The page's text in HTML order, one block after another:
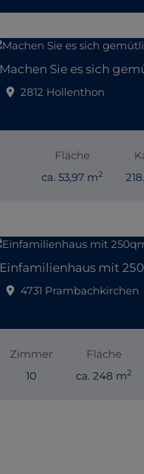
Machen Sie es sich
2812 Hollenthon
Fläche
ca. 53,97 m2
4731 Prambachkirchen
Zimmer
10
Fläche
ca. 248 m2